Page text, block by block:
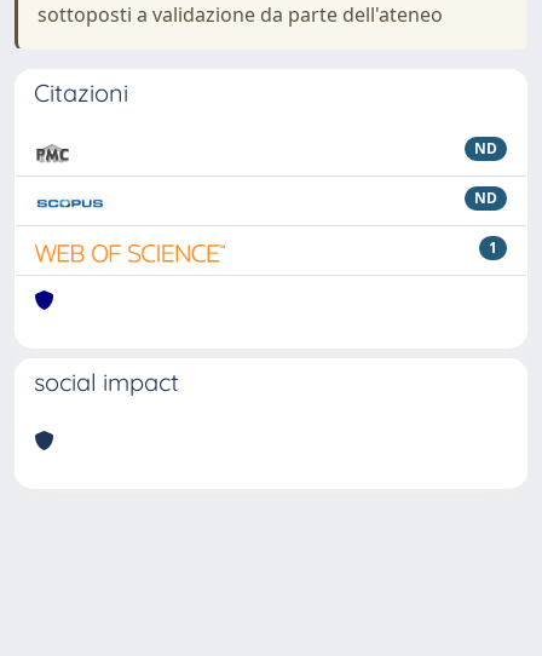
sottoposti a validazione da parte dell'ateneo
Citazioni
ND
ND
1
social impact